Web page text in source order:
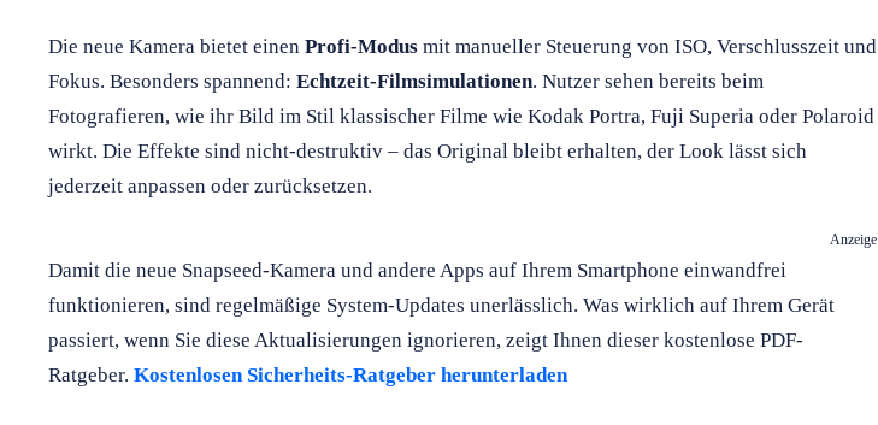
Die neue Kamera bietet einen Profi-Modus mit manueller Steuerung von ISO, Verschlusszeit und
Fokus. Besonders spannend: Echtzeit-Filmsimulationen. Nutzer sehen bereits beim
Fotografieren, wie ihr Bild im Stil klassischer Filme wie Kodak Portra, Fuji Superia oder Polaroid
wirkt. Die Effekte sind nicht-destruktiv – das Original bleibt erhalten, der Look lässt sich
jederzeit anpassen oder zurücksetzen.
Anzeige
Damit die neue Snapseed-Kamera und andere Apps auf Ihrem Smartphone einwandfrei
funktionieren, sind regelmäßige System-Updates unerlässlich. Was wirklich auf Ihrem Gerät
passiert, wenn Sie diese Aktualisierungen ignorieren, zeigt Ihnen dieser kostenlose PDF-
Ratgeber. Kostenlosen Sicherheits-Ratgeber herunterladen